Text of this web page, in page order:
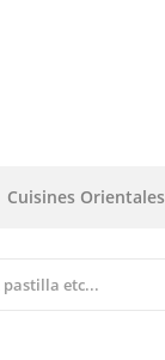
Cuisines Orientales